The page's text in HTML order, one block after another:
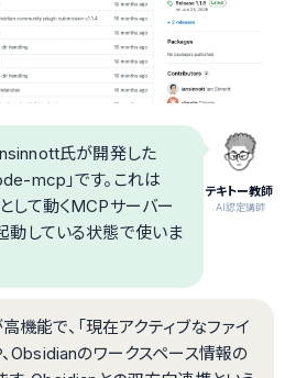
テキトー教師
.AI認定講師
氏が開発した
mcp」です。これは
して動くMCPサーバー
動している状態で使いま
機能で、「現在アクティブなファイ
Obsidianのワークスペース情報の